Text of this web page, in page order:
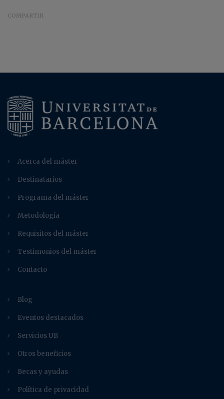
COMPARTIR
Acerca del máster
Destinatarios
Programa del máster
Metodología
Requisitos del máster
Testimonios del máster
Contacto
Blog
Eventos destacados
Servicios UB
Otros beneficios
Becas y ayudas
Política de privacidad